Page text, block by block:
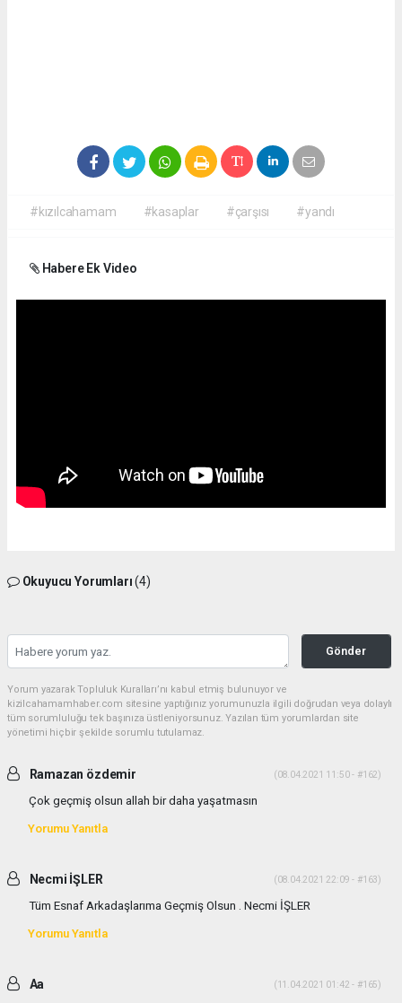
#kızılcahamam #kasaplar #çarşısı #yandı
Habere Ek Video
Okuyucu Yorumları(4)
Gönder
Yorum yazarak Topluluk Kuralları’nı kabul etmiş bulunuyor ve
kizilcahamamhaber.com sitesine yaptığınız yorumunuzla ilgili doğrudan veya dolaylı
tüm sorumluluğu tek başınıza üstleniyorsunuz. Yazılan tüm yorumlardan site
yönetimi hiçbir şekilde sorumlu tutulamaz.
Ramazan özdemir (08.04.2021 11:50 - #162)
Çok geçmiş olsun allah bir daha yaşatmasın
Yorumu Yanıtla
Necmi İŞLER (08.04.2021 22:09 - #163)
Tüm Esnaf Arkadaşlarıma Geçmiş Olsun . Necmi İŞLER
Yorumu Yanıtla
Aa (11.04.2021 01:42 - #165)